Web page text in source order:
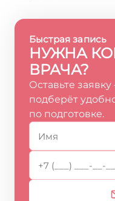
Быстрая запись
НУЖНА
ВРАЧА?
Оставьте
подберёт
по подготовке.